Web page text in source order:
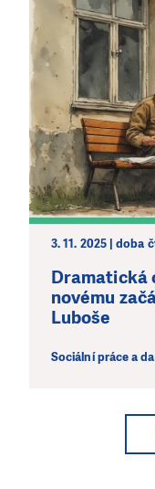
3. 11. 2025 | doba
Dramatická
novému
Luboše
Sociální práce a